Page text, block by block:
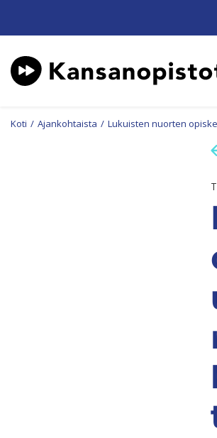
Koti / Ajankohtaista / Lukuisten nuorten